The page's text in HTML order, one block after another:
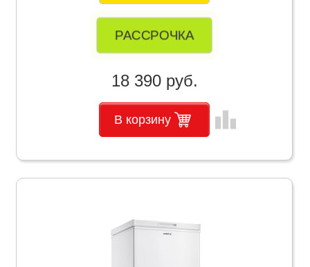
РАССРОЧКА
18 390 руб.
В корзину leaderboard